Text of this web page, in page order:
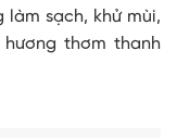
sạch, khử mùi,
thơm thanh